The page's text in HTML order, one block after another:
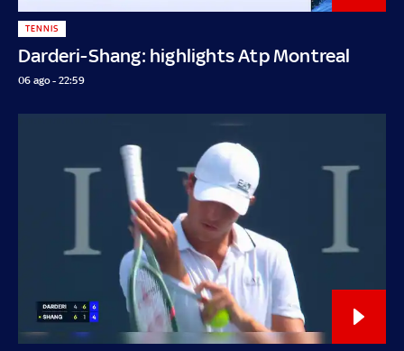
Darderi-Shang: highlights Atp Montreal
TENNIS
06 ago - 22:59